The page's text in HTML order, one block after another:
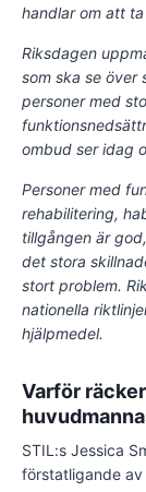
handlar om att
Riksdagen
som ska se över
personer med
ombud ser idag
Personer med
rehabilitering,
tillgången är
det stora
stort problem.
nationella
hjälpmedel.
Varför
STIL:s Jessica
förstatligande av